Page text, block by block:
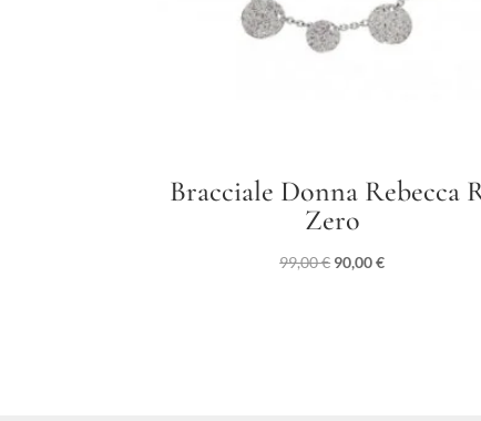
Bracciale Donna Rebecca
Zero
99,00€ Il
90,00€Il